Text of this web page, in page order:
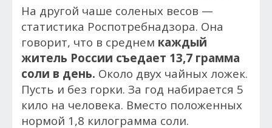
На другой чаше соленых весов —
статистика Роспотребнадзора. Она
говорит, что в среднем каждый
житель России съедает 13,7 грамма
соли в день. Около двух чайных ложек.
Пусть и без горки. За год набирается 5
кило на человека. Вместо положенных
нормой 1,8 килограмма соли.